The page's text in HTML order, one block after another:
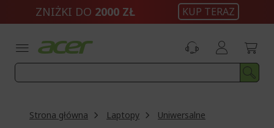
ZNIŻKI DO 2000 ZŁ KUP TERAZ
Strona główna Laptopy Uniwersalne